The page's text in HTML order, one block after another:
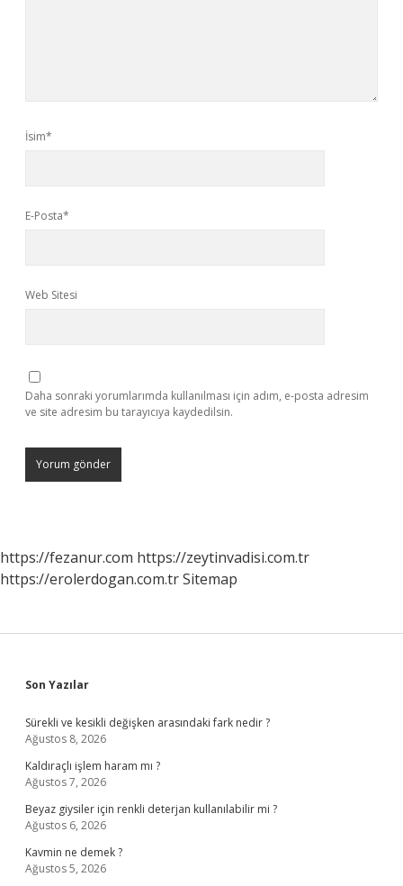
İsim*
E-Posta*
Web Sitesi
Daha sonraki yorumlarımda kullanılması için adım, e-posta adresim
ve site adresim bu tarayıcıya kaydedilsin.
https://fezanur.com https://zeytinvadisi.com.tr
https://erolerdogan.com.trSitemap
Sidebar
Son Yazılar
Sürekli ve kesikli değişken arasındaki fark nedir ?
Ağustos 8, 2026
Kaldıraçlı işlem haram mı ?
Ağustos 7, 2026
Beyaz giysiler için renkli deterjan kullanılabilir mi ?
Ağustos 6, 2026
Kavmin ne demek ?
Ağustos 5, 2026